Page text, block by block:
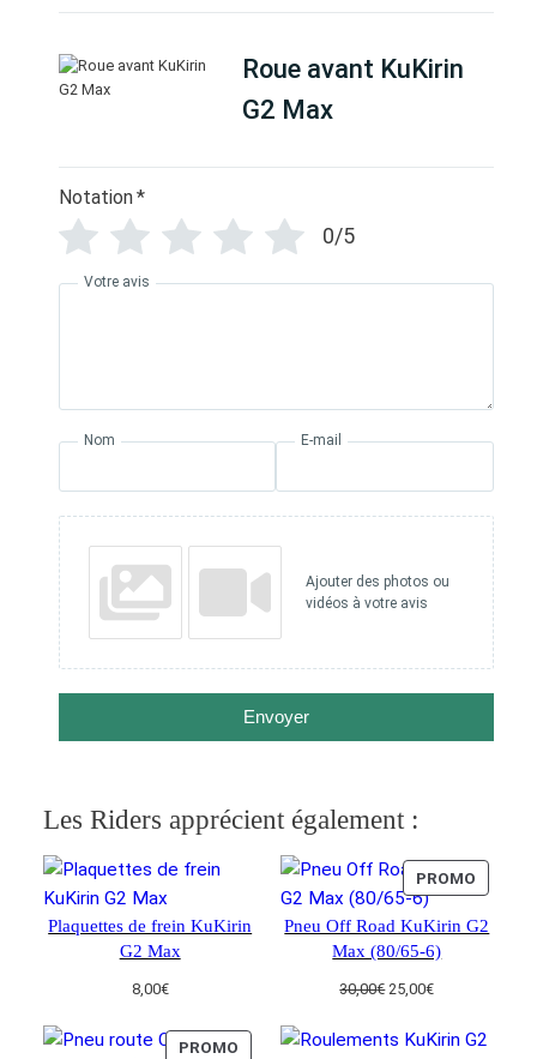
Roue avant KuKirin
G2 Max
Notation*
0/5
Votre avis
Nom E-mail
Ajouter des photos ou
vidéos à votre avis
Envoyer
Les Riders apprécient également :
Plaquettes de frein KuKirin
G2 Max
8,00€
PROMO
EN
Pneu Off Road KuKirin G2
Max (80/65-6)
30,00€ Le
initial
25,00€Le
actuel
PROMO PRODUIT